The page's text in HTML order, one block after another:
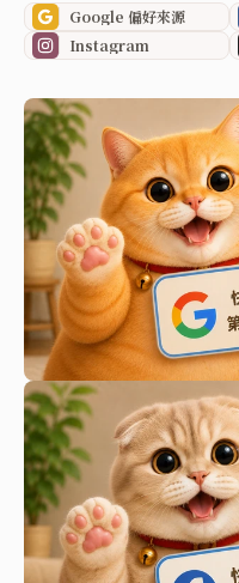
Google 偏好來源
Instagram